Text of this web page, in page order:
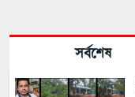
সর্বশেষ